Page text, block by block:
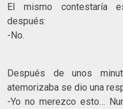
El mismo contestaría
después:
-No.
Después de unos
atemorizaba se dio una
-Yo no merezco esto…